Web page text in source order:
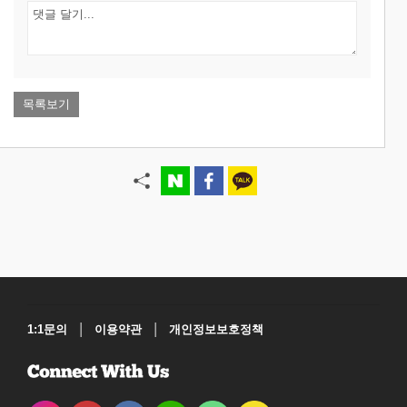
목록보기
1:1문의 | 이용약관 | 개인정보보호정책